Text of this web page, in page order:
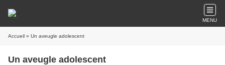
MENU
Accueil » Un aveugle adolescent
Un aveugle adolescent